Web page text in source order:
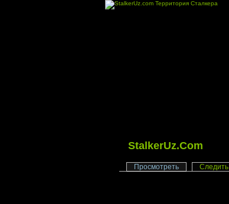
StalkerUz.Com
Просмотреть Следить